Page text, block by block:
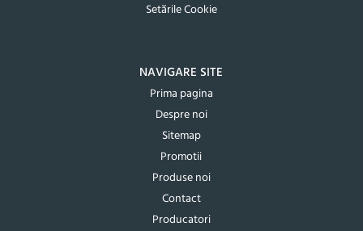
Setările Cookie
NAVIGARE SITE
Prima pagina
Despre noi
Sitemap
Promotii
Produse noi
Contact
Producatori